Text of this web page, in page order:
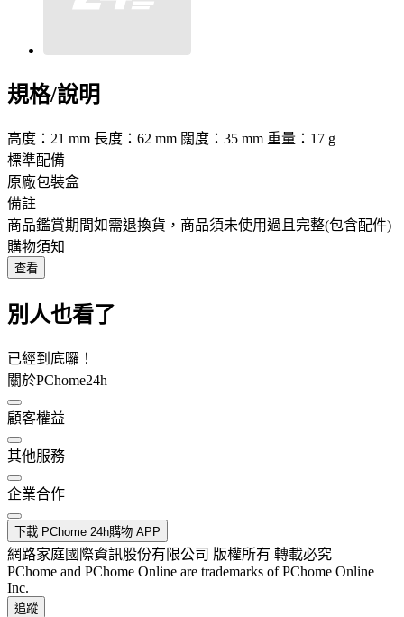
規格/說明
高度：21 mm 長度：62 mm 闊度：35 mm 重量：17 g
標準配備
原廠包裝盒
備註
商品鑑賞期間如需退換貨，商品須未使用過且完整(包含配件)
購物須知
查看
別人也看了
已經到底囉！
關於PChome24h
顧客權益
其他服務
企業合作
下載 PChome 24h購物 APP
網路家庭國際資訊股份有限公司 版權所有 轉載必究
PChome and PChome Online are trademarks of PChome Online
Inc.
追蹤